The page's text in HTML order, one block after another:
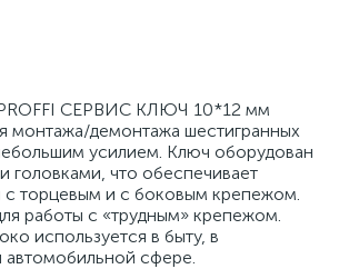
СЕРВИС КЛЮЧ 10*12 мм
монтажа/демонтажа шестигранных
усилием. Ключ оборудован
головками, что обеспечивает
с торцевым и с боковым крепежом.
работы с «трудным» крепежом.
используется в быту, в
сфере.